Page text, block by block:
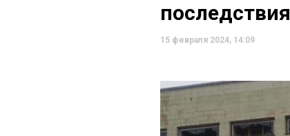
последствия
15 февраля 2024, 14:09